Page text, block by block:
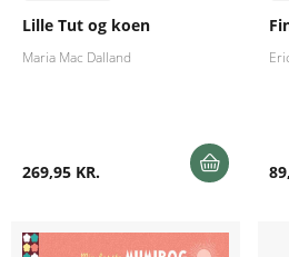
Lille Tut og koen
Maria Mac Dalland
269,95 KR.